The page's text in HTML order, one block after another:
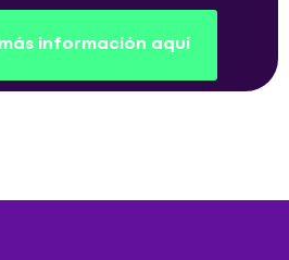
información aquí